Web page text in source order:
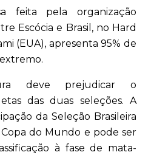
feita pela organização
Escócia e Brasil, no Hard
(EUA), apresenta 95% de
deve prejudicar o
das duas seleções. A
da Seleção Brasileira
do Mundo e pode ser
à fase de mata-